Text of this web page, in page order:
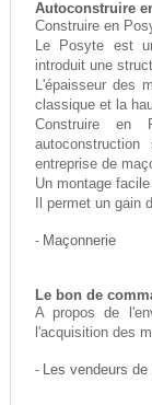
Autoconstruire
Construire en
Le Posyte est
introduit une
L'épaisseur des
classique et la
Construire en
entreprise de
Un montage
Il permet un
- Maçonnerie
Le bon de
A propos de
l'acquisition des
- Les vendeurs de